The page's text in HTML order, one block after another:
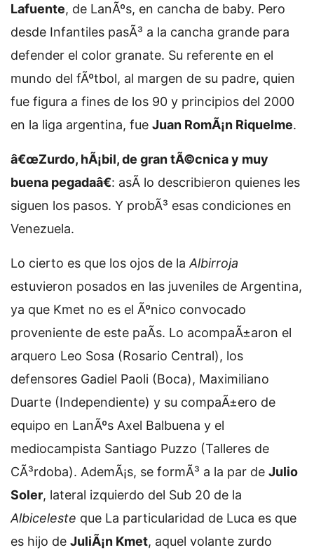
Lafuente, de LanÃºs, en cancha de baby. Pero
desde Infantiles pasÃ³ a la cancha grande para
defender el color granate. Su referente en el
mundo del fÃºtbol, al margen de su padre, quien
fue figura a fines de los 90 y principios del 2000
en la liga argentina, fue Juan RomÃ¡n Riquelme.
â€œZurdo, hÃ¡bil, de gran tÃ©cnica y muy
buena pegadaâ€: asÃ­ lo describieron quienes les
siguen los pasos. Y probÃ³ esas condiciones en
Venezuela.
Lo cierto es que los ojos de la Albirroja
estuvieron posados en las juveniles de Argentina,
ya que Kmet no es el Ãºnico convocado
proveniente de este paÃ­s. Lo acompaÃ±aron el
arquero Leo Sosa (Rosario Central), los
defensores Gadiel Paoli (Boca), Maximiliano
Duarte (Independiente) y su compaÃ±ero de
equipo en LanÃºs Axel Balbuena y el
mediocampista Santiago Puzzo (Talleres de
CÃ³rdoba). AdemÃ¡s, se formÃ³ a la par de Julio
Soler, lateral izquierdo del Sub 20 de la
Albiceleste que La particularidad de Luca es que
es hijo de JuliÃ¡n Kmet, aquel volante zurdo